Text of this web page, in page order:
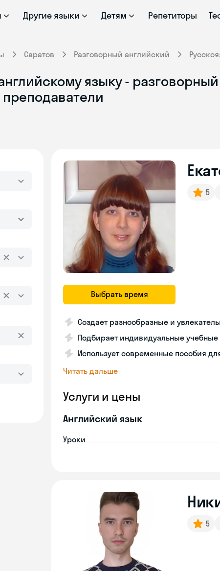
Другие языки Детям Репетиторы
Саратов Разговорный английский
языку -
Выбрать время
5
Создает разнообразные и
Подбирает индивидуальные
Использует современные пособия
Читать дальше
Услуги и цены
Английский язык
Уроки
5